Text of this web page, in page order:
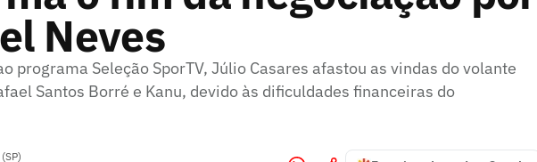
Neves
programa Seleção SporTV, Júlio Casares afastou as vindas do volante
Santos Borré e Kanu, devido às dificuldades financeiras do